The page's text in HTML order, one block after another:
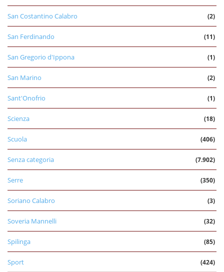
San Costantino Calabro (2)
San Ferdinando (11)
San Gregorio d'Ippona (1)
San Marino (2)
Sant'Onofrio (1)
Scienza (18)
Scuola (406)
Senza categoria (7.902)
Serre (350)
Soriano Calabro (3)
Soveria Mannelli (32)
Spilinga (85)
Sport (424)